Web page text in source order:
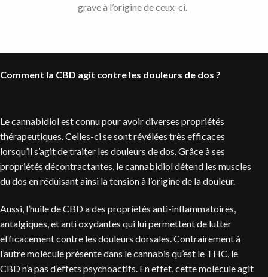
grave à l’origine de ceux-ci.
Comment la CBD agit contre les douleurs de dos ?
Le cannabidiol est connu pour avoir diverses propriétés
thérapeutiques. Celles-ci se sont révélées très efficaces
lorsqu’il s’agit de traiter les douleurs de dos. Grâce à ses
propriétés décontractantes, le cannabidiol détend les muscles
du dos en réduisant ainsi la tension à l’origine de la douleur.
Aussi, l’huile de CBD a des propriétés anti-inflammatoires,
antalgiques, et anti oxydantes qui lui permettent de lutter
efficacement contre les douleurs dorsales. Contrairement à
l’autre molécule présente dans le cannabis qu’est le THC, le
CBD n’a pas d’effets psychoactifs. En effet, cette molécule agit